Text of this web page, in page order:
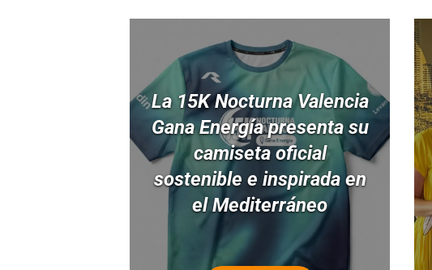
La 15K Nocturna Valencia
Gana Energía presenta su
camiseta oficial
sostenible e inspirada en
el Mediterráneo